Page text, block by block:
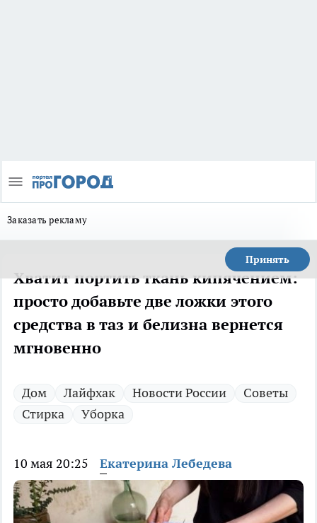
Заказать рекламу
Принять
Хватит портить ткань кипячением:
просто добавьте две ложки этого
средства в таз и белизна вернется
мгновенно
Дом Лайфхак Новости России
Советы
Стирка
Уборка
10 мая 20:25 Екатерина Лебедева